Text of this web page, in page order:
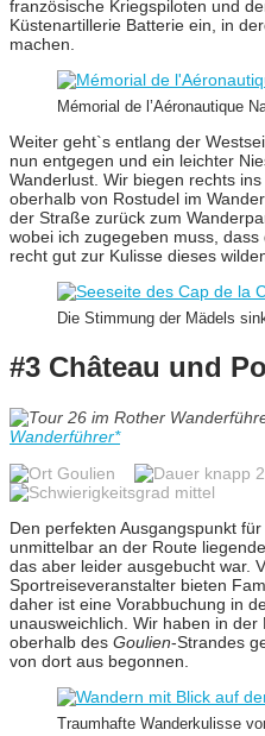
französische Kriegspiloten und
Küstenartillerie Batterie ein, in
machen.
Mémorial de l’Aéronautique
Weiter geht`s entlang der
nun entgegen und ein leichter
Wanderlust. Wir biegen rechts
oberhalb von Rostudel im
der Straße zurück zum
wobei ich zugegeben muss,
recht gut zur Kulisse dieses
Die Stimmung der Mädels
#3 Château und
Wanderführer*
Goulien
knapp
mittel
Den perfekten Ausgangspunkt
unmittelbar an der Route liegende
das aber leider ausgebucht war.
Sportreiseveranstalter bieten
daher ist eine Vorabbuchung in
unausweichlich. Wir haben in
oberhalb des Goulien-Strandes
von dort aus begonnen.
Traumhafte Wanderkulisse